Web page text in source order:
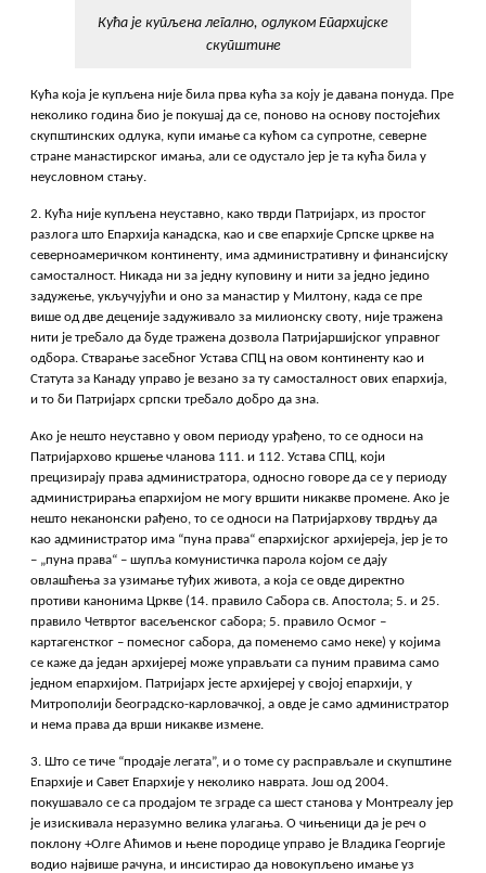
Кућа је купљена легално, одлуком Епархијске
скупштине
Кућа која је купљена није била прва кућа за коју је давана понуда. Пре
неколико година био је покушај да се, поново на основу постојећих
скупштинских одлука, купи имање са кућом са супротне, северне
стране манастирског имања, али се одустало јер је та кућа била у
неусловном стању.
2. Кућа није купљена неуставно, како тврди Патријарх, из простог
разлога што Епархија канадска, као и све епархије Српске цркве на
северноамеричком континенту, има административну и финансијску
самосталност. Никада ни за једну куповину и нити за једно једино
задужење, укључујући и оно за манастир у Милтону, када се пре
више од две деценије задуживало за милионску своту, није тражена
нити је требало да буде тражена дозвола Патријаршијског управног
одбора. Стварање засебног Устава СПЦ на овом континенту као и
Статута за Канаду управо је везано за ту самосталност ових епархија,
и то би Патријарх српски требало добро да зна.
Ако је нешто неуставно у овом периоду урађено, то се односи на
Патријархово кршење чланова 111. и 112. Устава СПЦ, који
прецизирају права администратора, односно говоре да се у периоду
администрирања епархијом не могу вршити никакве промене. Ако је
нешто неканонски рађено, то се односи на Патријархову тврдњу да
као администратор има “пуна права“ епархијског архијереја, јер је то
– „пуна права“ – шупља комунистичка парола којом се дају
овлашћења за узимање туђих живота, а која се овде директно
противи канонима Цркве (14. правило Сабора св. Апостола; 5. и 25.
правило Четвртог васељенског сабора; 5. правило Осмог –
картагенстког – помесног сабора, да поменемо само неке) у којима
се каже да један архијереј може управљати са пуним правима само
једном епархијом. Патријарх јесте архијереј у својој епархији, у
Митрополији београдско-карловачкој, а овде је само администратор
и нема права да врши никакве измене.
3. Што се тиче “продаје легата”, и о томе су расправљале и скупштине
Епархије и Савет Епархије у неколико наврата. Још од 2004.
покушавало се са продајом те зграде са шест станова у Монтреалу јер
је изискивала неразумно велика улагања. О чињеници да је реч о
поклону +Олге Аћимов и њене породице управо је Владика Георгије
водио највише рачуна, и инсистирао да новокупљено имање уз